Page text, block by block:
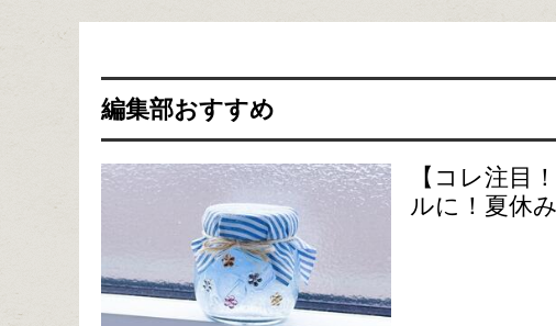
編集部おすすめ
【コレ注目
ルに！夏休